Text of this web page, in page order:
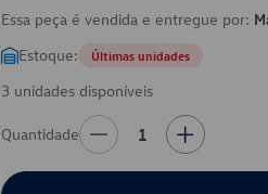
Essa peça é vendida e entregue por:
Estoque: Últimas unidades
3 unidades disponíveis
Quantidade 1